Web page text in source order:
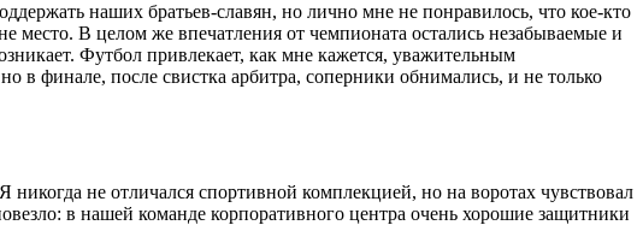
наших братьев-славян, но лично мне не понравилось, что кое-кто
место. В целом же впечатления от чемпионата остались незабываемые и
Футбол привлекает, как мне кажется, уважительным
в финале, после свистка арбитра, соперники обнимались, и не только
не отличался спортивной комплекцией, но на воротах чувствовал
в нашей команде корпоративного центра очень хорошие защитники